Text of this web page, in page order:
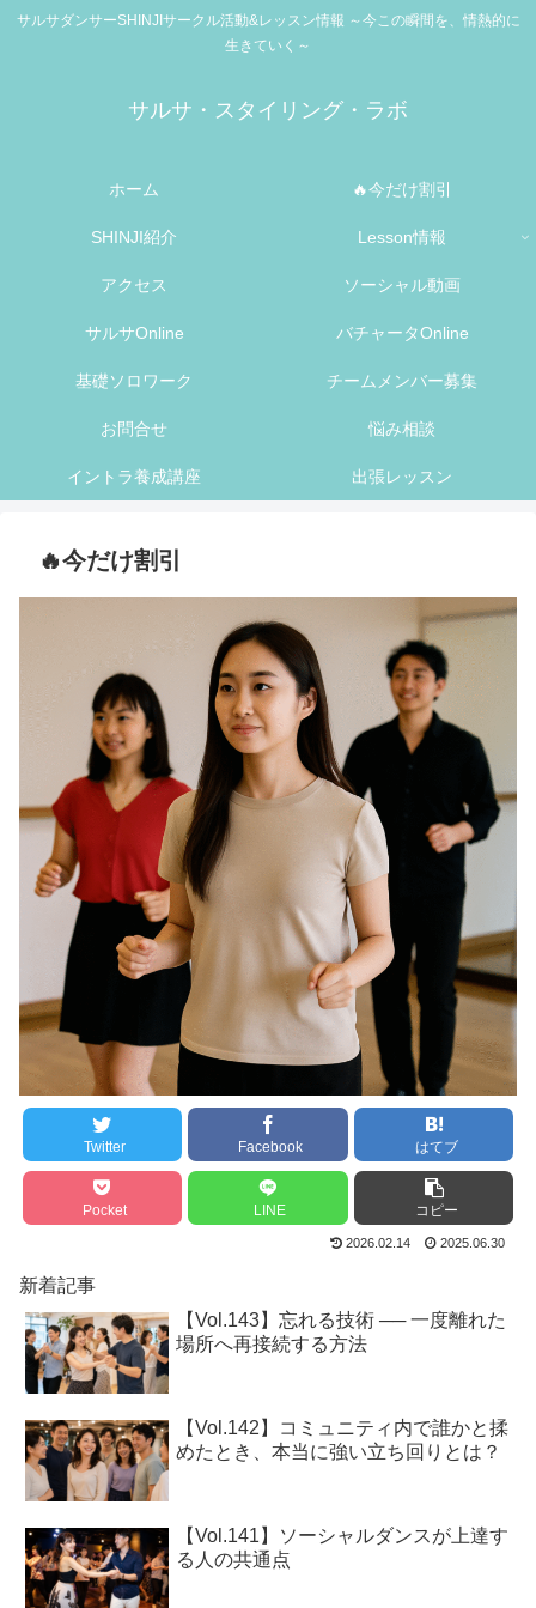
サルサダンサーSHINJIサークル活動&レッスン情報 ～今この瞬間を、情熱的に
生きていく～
サルサ・スタイリング・ラボ
ホーム 🔥今だけ割引
SHINJI紹介 Lesson情報
アクセス ソーシャル動画
サルサOnline バチャータOnline
基礎ソロワーク チームメンバー募集
お問合せ 悩み相談
イントラ養成講座 出張レッスン
🔥今だけ割引
Twitter Facebook はてブ
Pocket LINE コピー
2026.02.14 2025.06.30
新着記事
【Vol.143】忘れる技術 ── 一度離れた
場所へ再接続する方法
【Vol.142】コミュニティ内で誰かと揉
めたとき、本当に強い立ち回りとは？
【Vol.141】ソーシャルダンスが上達す
る人の共通点